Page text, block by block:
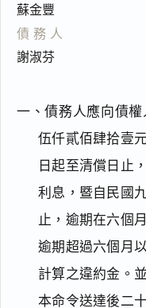
蘇金豐
債務人
謝淑芬
一、債務人應向債
伍仟貳佰肆拾壹
日起至清償日止
利息，暨自民國
止，逾期在六個
逾期超過六個月
計算之違約金。
本命令送達後二